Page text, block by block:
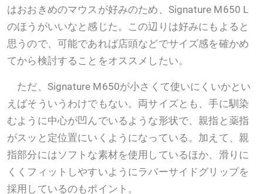
はおおきめのマウスが好みのため、Signature M650 L
のほうがいいなと感じた。この辺りは好みにもよると
思うので、可能であれば店頭などでサイズ感を確かめ
てから検討することをオススメしたい。
ただ、Signature M650が小さくて使いにくいかとい
えばそういうわけでもない。両サイズとも、手に馴染
むように中心が凹んでいるような形状で、親指と薬指
がスッと定位置にいくようになっている。加えて、親
指部分にはソフトな素材を使用しているほか、滑りに
くくフィットしやすいようにラバーサイドグリップを
採用しているのもポイント。